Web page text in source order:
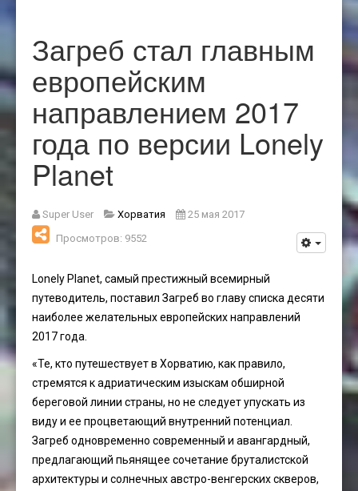
Загреб стал главным
европейским
направлением 2017
года по версии Lonely
Planet
Super User Хорватия
25 мая 2017
Просмотров: 9552
Lonely Planet, самый престижный всемирный
путеводитель, поставил Загреб во главу списка десяти
наиболее желательных европейских направлений
2017 года.
«Те, кто путешествует в Хорватию, как правило,
стремятся к адриатическим изыскам обширной
береговой линии страны, но не следует упускать из
виду и ее процветающий внутренний потенциал.
Загреб одновременно современный и авангардный,
предлагающий пьянящее сочетание бруталистской
архитектуры и солнечных австро-венгерских скверов,